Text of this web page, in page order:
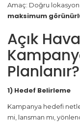
Amaç: Doğru
maksimum
Açık
Planlanır?
1) Hedef Belirleme
Kampanya hedefi
mi, lansman mı,